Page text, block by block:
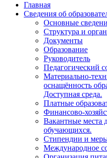
Главная
Сведения об
Основные
Структура и
Документы
Образование
Руководитель
Педагогический
Материально-
оснащённость
Доступная среда.
Платные
Финансово-
Вакантные места
обучающихся.
Стипендии и
Международное